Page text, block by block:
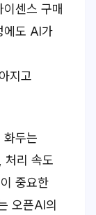
센스 구매
에도 AI가
지고
두는
처리 속도
중요한
오픈AI의